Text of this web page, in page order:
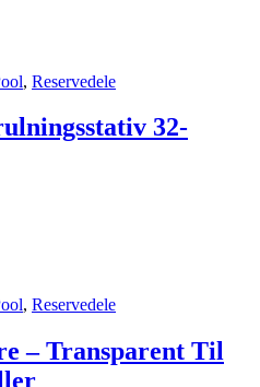
, Reservedele
32-
, Reservedele
– Transparent Til